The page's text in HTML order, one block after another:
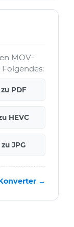
MOV-
PDF
HEVC
JPG
→